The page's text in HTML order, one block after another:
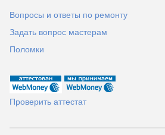
Вопросы и ответы по ремонту
Задать вопрос мастерам
Поломки
Проверить аттестат